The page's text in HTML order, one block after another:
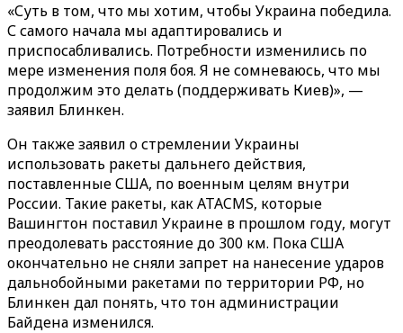
«Суть в том, что мы хотим, чтобы Украина победила.
С самого начала мы адаптировались и
приспосабливались. Потребности изменились по
мере изменения поля боя. Я не сомневаюсь, что мы
продолжим это делать (поддерживать Киев)», —
заявил Блинкен.
Он также заявил о стремлении Украины
использовать ракеты дальнего действия,
поставленные США, по военным целям внутри
России. Такие ракеты, как ATACMS, которые
Вашингтон поставил Украине в прошлом году, могут
преодолевать расстояние до 300 км. Пока США
окончательно не сняли запрет на нанесение ударов
дальнобойными ракетами по территории РФ, но
Блинкен дал понять, что тон администрации
Байдена изменился.